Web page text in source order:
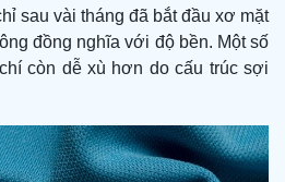
sau vài tháng đã bắt đầu xơ mặt
đồng nghĩa với độ bền. Một số
còn dễ xù hơn do cấu trúc sợi